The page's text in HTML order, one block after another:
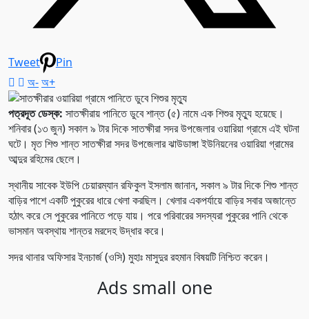
Tweet
Pin
অ-অ+
পত্রদূত ডেস্ক: সাতক্ষীরায় পানিতে ডুবে শান্ত (৫) নামে এক শিশুর মৃত্যু হয়েছে।
শনিবার (১৩ জুন) সকাল ৯ টার দিকে সাতক্ষীরা সদর উপজেলার ওয়ারিয়া গ্রামে এই ঘটনা
ঘটে। মৃত শিশু শান্ত সাতক্ষীরা সদর উপজেলার ঝাউডাঙ্গা ইউনিয়নের ওয়ারিয়া গ্রামের
আব্দুর রহিমের ছেলে।
স্থানীয় সাবেক ইউপি চেয়ারম্যান রফিকুল ইসলাম জানান, সকাল ৯ টার দিকে শিশু শান্ত
বাড়ির পাশে একটি পুকুরের ধারে খেলা করছিল। খেলার একপর্যায়ে বাড়ির সবার অজান্তে
হঠাৎ করে সে পুকুরের পানিতে পড়ে যায়। পরে পরিবারের সদস্যরা পুকুরের পানি থেকে
ভাসমান অবস্থায় শান্তর মরদেহ উদ্ধার করে।
সদর থানার অফিসার ইনচার্জ (ওসি) মুহাঃ মাসুদুর রহমান বিষয়টি নিশ্চিত করেন।
Ads small one